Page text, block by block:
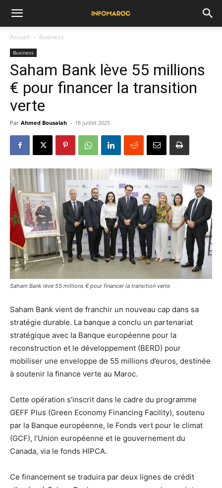
Accueil Business
Business
Saham Bank lève 55 millions
€ pour financer la transition
verte
Par Ahmed Bousalah - 18 juillet 2025
Saham Bank lève 55 millions € pour financer la transition verte
Saham Bank vient de franchir un nouveau cap dans sa
stratégie durable. La banque a conclu un partenariat
stratégique avec la Banque européenne pour la
reconstruction et le développement (BERD) pour
mobiliser une enveloppe de 55 millions d’euros, destinée
à soutenir la finance verte au Maroc.
Cette opération s’inscrit dans le cadre du programme
GEFF Plus (Green Economy Financing Facility), soutenu
par la Banque européenne, le Fonds vert pour le climat
(GCF), l’Union européenne et le gouvernement du
Canada, via le fonds HIPCA.
Ce financement se traduira par deux lignes de crédit